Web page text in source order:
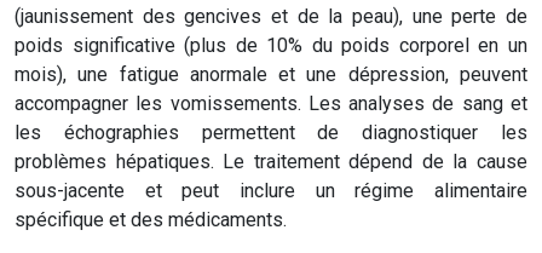
(jaunissement des gencives et de la peau), une perte de
poids significative (plus de 10% du poids corporel en un
mois), une fatigue anormale et une dépression, peuvent
accompagner les vomissements. Les analyses de sang et
les échographies permettent de diagnostiquer les
problèmes hépatiques. Le traitement dépend de la cause
sous-jacente et peut inclure un régime alimentaire
spécifique et des médicaments.